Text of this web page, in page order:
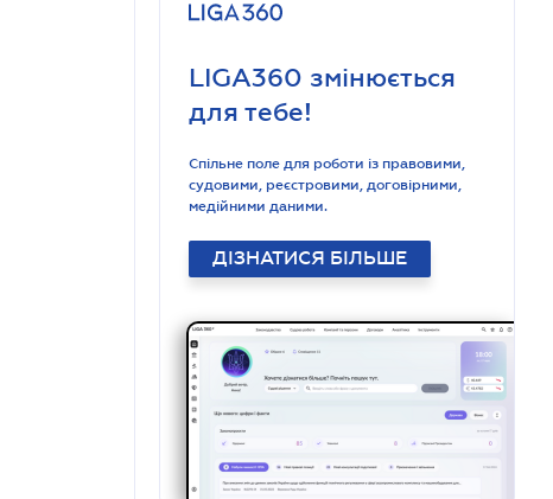
LIGA360 змінюється
для тебе!
Спільне поле для роботи із правовими,
судовими, реєстровими, договірними,
медійними даними.
ДІЗНАТИСЯ БІЛЬШЕ